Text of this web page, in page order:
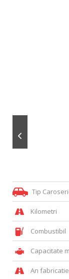
Tip
Kilometri
Combustibil
Capacitate
An fabricatie